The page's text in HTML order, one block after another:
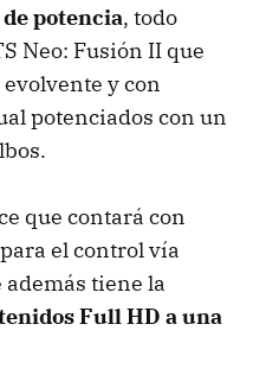
potencia, todo
Neo: Fusión II que
y con
potenciados con un
que contará con
el control vía
tiene la
Full HD a una